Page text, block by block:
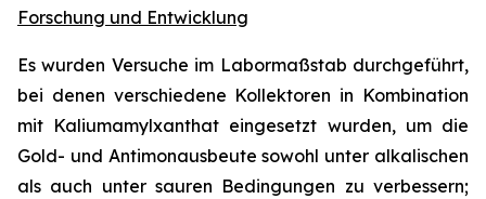
Forschung und Entwicklung
Es wurden Versuche im Labormaßstab durchgeführt,
bei denen verschiedene Kollektoren in Kombination
mit Kaliumamylxanthat eingesetzt wurden, um die
Gold- und Antimonausbeute sowohl unter alkalischen
als auch unter sauren Bedingungen zu verbessern;